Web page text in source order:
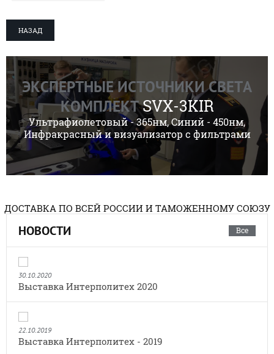
НАЗАД
ЭКСПЕРТНЫЕ ИСТОЧНИКИ СВЕТА
КОМПЛЕКТSVX-3KIR
Ультрафиолетовый - 365нм, Синий - 450нм,
Инфракрасный и визуализатор с фильтрами
ДОСТАВКА ПО ВСЕЙ РОССИИ И ТАМОЖЕННОМУ СОЮЗУ
НОВОСТИ Все
30.10.2020
Выставка Интерполитех 2020
22.10.2019
Выставка Интерполитех - 2019